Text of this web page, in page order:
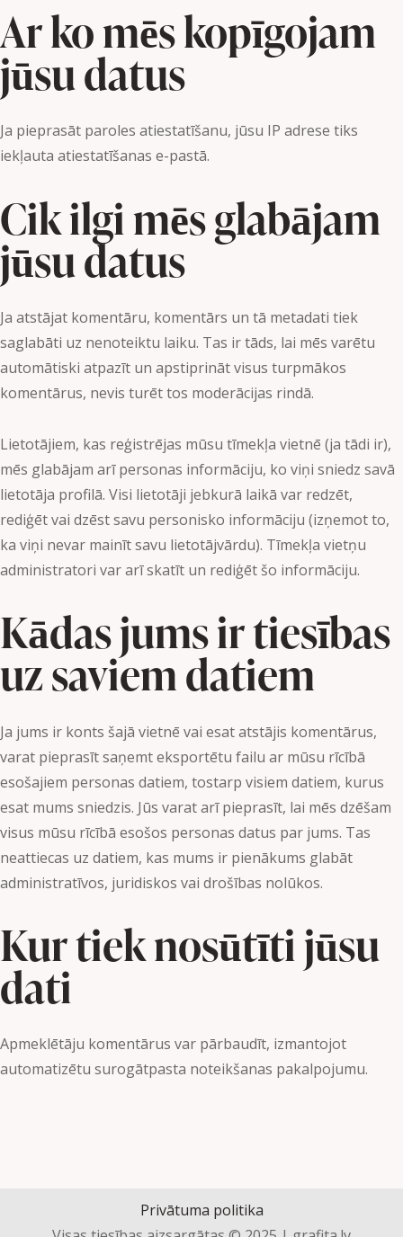
Ar ko mēs kopīgojam
jūsu datus
Ja pieprasāt paroles atiestatīšanu, jūsu IP adrese tiks
iekļauta atiestatīšanas e-pastā.
Cik ilgi mēs glabājam
jūsu datus
Ja atstājat komentāru, komentārs un tā metadati tiek
saglabāti uz nenoteiktu laiku. Tas ir tāds, lai mēs varētu
automātiski atpazīt un apstiprināt visus turpmākos
komentārus, nevis turēt tos moderācijas rindā.
Lietotājiem, kas reģistrējas mūsu tīmekļa vietnē (ja tādi ir),
mēs glabājam arī personas informāciju, ko viņi sniedz savā
lietotāja profilā. Visi lietotāji jebkurā laikā var redzēt,
rediģēt vai dzēst savu personisko informāciju (izņemot to,
ka viņi nevar mainīt savu lietotājvārdu). Tīmekļa vietņu
administratori var arī skatīt un rediģēt šo informāciju.
Kādas jums ir tiesības
uz saviem datiem
Ja jums ir konts šajā vietnē vai esat atstājis komentārus,
varat pieprasīt saņemt eksportētu failu ar mūsu rīcībā
esošajiem personas datiem, tostarp visiem datiem, kurus
esat mums sniedzis. Jūs varat arī pieprasīt, lai mēs dzēšam
visus mūsu rīcībā esošos personas datus par jums. Tas
neattiecas uz datiem, kas mums ir pienākums glabāt
administratīvos, juridiskos vai drošības nolūkos.
Kur tiek nosūtīti jūsu
dati
Apmeklētāju komentārus var pārbaudīt, izmantojot
automatizētu surogātpasta noteikšanas pakalpojumu.
Privātuma politika